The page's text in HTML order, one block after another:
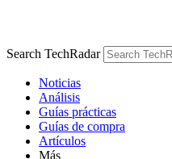
Search TechRadar
Noticias
Análisis
Guías prácticas
Guías de compra
Artículos
Más